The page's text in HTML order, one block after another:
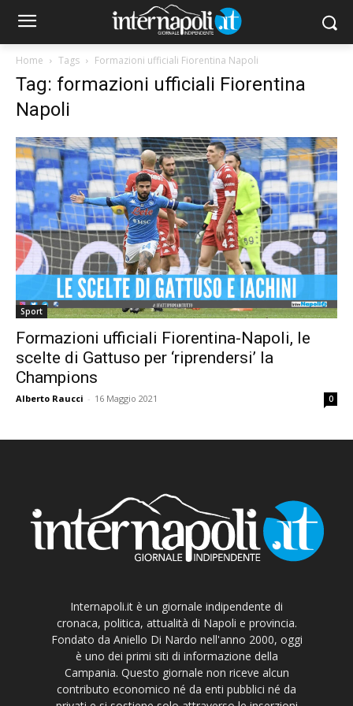
Home Tags Formazioni ufficiali Fiorentina Napoli
Tag: formazioni ufficiali Fiorentina
Napoli
Sport
Formazioni ufficiali Fiorentina-Napoli, le
scelte di Gattuso per ‘riprendersi’ la
Champions
Alberto Raucci - 16 Maggio 2021 0
Internapoli.it è un giornale indipendente di
cronaca, politica, attualità di Napoli e provincia.
Fondato da Aniello Di Nardo nell'anno 2000, oggi
è uno dei primi siti di informazione della
Campania. Questo giornale non riceve alcun
contributo economico né da enti pubblici né da